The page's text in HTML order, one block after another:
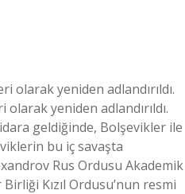
olarak yeniden adlandırıldı.
olarak yeniden adlandırıldı.
geldiğinde, Bolşevikler ile
bu iç savaşta
Rus Ordusu Akademik
Kızıl Ordusu’nun resmi